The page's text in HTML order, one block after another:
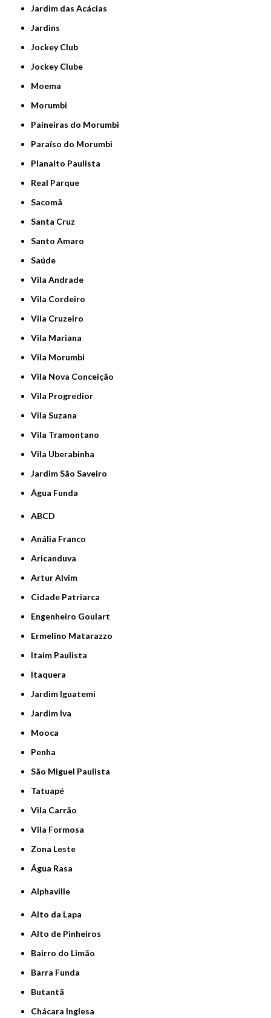
Jardim das Acácias
Jardins
Jockey Club
Jockey Clube
Moema
Morumbi
Paineiras do Morumbi
Paraíso do Morumbi
Planalto Paulista
Real Parque
Sacomã
Santa Cruz
Santo Amaro
Saúde
Vila Andrade
Vila Cordeiro
Vila Cruzeiro
Vila Mariana
Vila Morumbi
Vila Nova Conceição
Vila Progredior
Vila Suzana
Vila Tramontano
Vila Uberabinha
jardim São Saveiro
Água Funda
ABCD
Anália Franco
Aricanduva
Artur Alvim
Cidade Patriarca
Engenheiro Goulart
Ermelino Matarazzo
Itaim Paulista
Itaquera
Jardim Iguatemi
Jardim Iva
Mooca
Penha
São Miguel Paulista
Tatuapé
Vila Carrão
Vila Formosa
Zona Leste
Água Rasa
Alphaville
Alto da Lapa
Alto de Pinheiros
Bairro do Limão
Barra Funda
Butantã
Chácara Inglesa